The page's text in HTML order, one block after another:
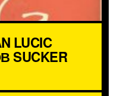
LUCIC
SUCKER